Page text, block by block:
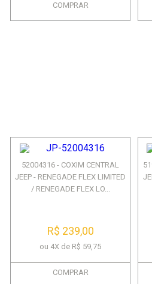
COMPRAR
52004316 - COXIM CENTRAL
JEEP - RENEGADE FLEX LIMITED
/ RENEGADE FLEX LO...
R$ 239,00
ou 4X de R$ 59,75
COMPRAR